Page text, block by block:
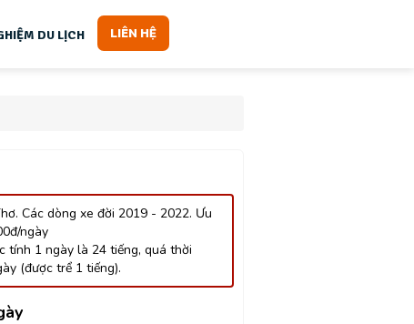
DU LỊCH LIÊN HỆ
Các dòng xe đời 2019 - 2022. Ưu
ngày
tính 1 ngày là 24 tiếng, quá thời
(được trể 1 tiếng).